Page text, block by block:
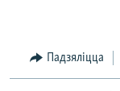
Падзяліцца